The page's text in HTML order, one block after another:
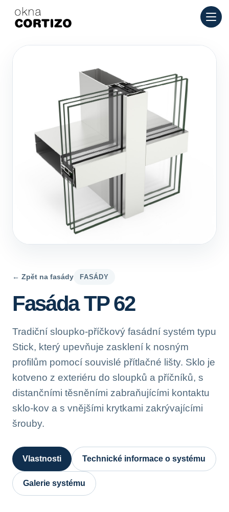
Okna Cortizo je specializovaná síť pro hliníková a PVC okna
Produkty
Síť prodejen
← Zpět na fasády FASÁDY
Fasáda TP 62
Tradiční sloupko-příčkový fasádní systém typu
Stick, který upevňuje zasklení k nosným
profilům pomocí souvislé přítlačné lišty. Sklo je
kotveno z exteriéru do sloupků a příčníků, s
distančními těsněními zabraňujícími kontaktu
sklo-kov a s vnějšími krytkami zakrývajícími
šrouby.
Vlastnosti Technické informace o systému
Galerie systému